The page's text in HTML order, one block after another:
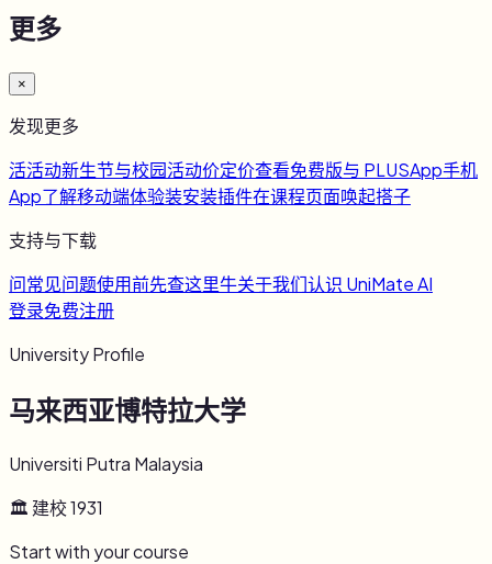
更多
×
发现更多
活活动新生节与校园活动价定价查看免费版与 PLUSApp手机
App了解移动端体验装安装插件在课程页面唤起搭子
支持与下载
问常见问题使用前先查这里牛关于我们认识 UniMate AI
登录免费注册
University Profile
马来西亚博特拉大学
Universiti Putra Malaysia
🏛 建校1931
Start with your course